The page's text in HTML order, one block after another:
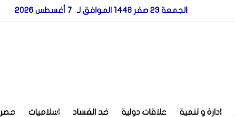
الجمعة 23 صفر 1448 الموافق لـ 7 أغسطس 2026
ادارة و تنمية علاقات دولية ضد الفساد اسلاميات مصر